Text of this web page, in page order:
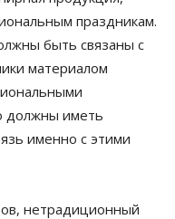
праздникам.
быть связаны с
материалом
должны иметь
именно с этими
нетрадиционный